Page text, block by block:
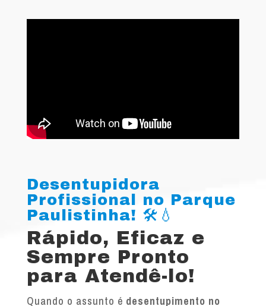
Desentupidora
Profissional no Parque
Paulistinha! 🛠️💧
Rápido, Eficaz e
Sempre Pronto
para Atendê-lo!
Quando o assunto é desentupimento no